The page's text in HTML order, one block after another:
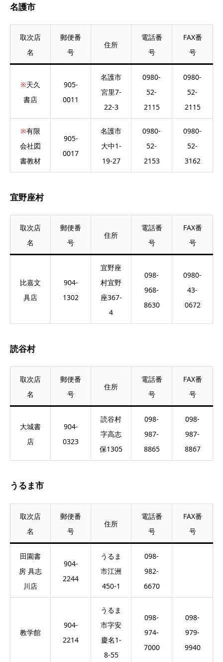
名護市
取次店
名
郵便番
号
住所
電話番
号
FAX番
号
※天久
書店
905-
0011
名護市
宮里7-
22-3
0980-
52-
2115
0980-
52-
2115
※有限
会社図
書教材
905-
0017
名護市
大中1-
19-27
0980-
52-
2153
0980-
52-
3162
宜野座村
取次店
名
郵便番
号
住所
電話番
号
FAX番
号
比嘉文
具店
904-
1302
宜野座
村宜野
座367-
4
098-
968-
8630
0980-
43-
0672
読谷村
取次店
名
郵便番
号
住所
電話番
号
FAX番
号
大城書
店
904-
0323
読谷村
字高志
保1305
098-
987-
8865
098-
987-
8867
うるま市
取次店
名
郵便番
号
住所
電話番
号
FAX番
号
田園書
房 具志
川店
904-
2244
うるま
市江洲
450-1
098-
982-
6670
教学館
904-
2214
うるま
市字安
慶名1-
8-55
098-
974-
7000
098-
979-
9940